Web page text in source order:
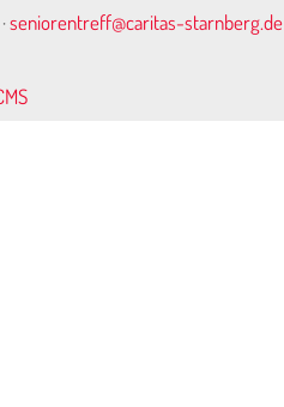
seniorentreff@caritas-starnberg.de